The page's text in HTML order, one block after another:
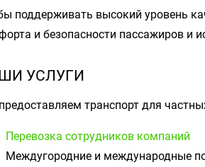
поддерживать высокий уровень
и безопасности пассажиров и
УСЛУГИ
транспорт для
Перевозка сотрудников компаний
Междугородние и международные